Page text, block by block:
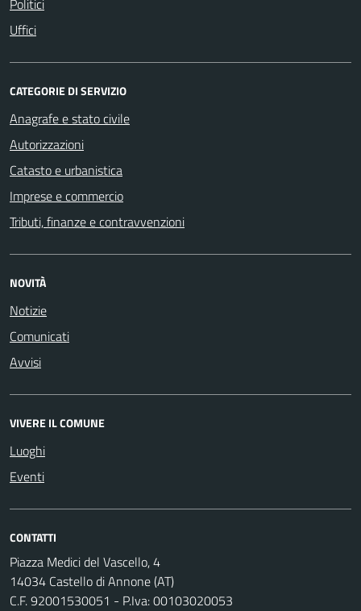
Uffici
CATEGORIE DI SERVIZIO
Anagrafe e stato civile
Autorizzazioni
Catasto e urbanistica
Imprese e commercio
Tributi, finanze e contravvenzioni
NOVITÀ
Notizie
Comunicati
Avvisi
VIVERE IL COMUNE
Luoghi
Eventi
CONTATTI
Piazza Medici del Vascello, 4
14034 Castello di Annone (AT)
C.F. 92001530051 - P.Iva: 00103020053